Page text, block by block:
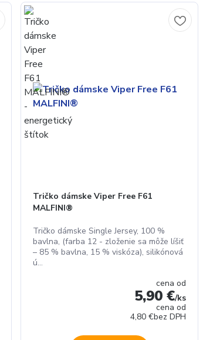
Tričko dámske Viper Free F61
MALFINI®
Tričko dámske Single Jersey, 100 %
bavlna, (farba 12 - zloženie sa môže líšiť
– 85 % bavlna, 15 % viskóza), silikónová
ú...
cena od
5,90 €/ks
cena od
4,80 €bez DPH